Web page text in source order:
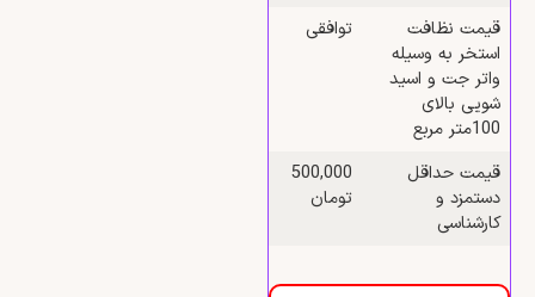
قیمت نظافت
استخر به وسیله
واتر جت و اسید
شویی بالای
100متر مربع
توافقی
قیمت حداقل
دستمزد و
کارشناسی
500,000
تومان